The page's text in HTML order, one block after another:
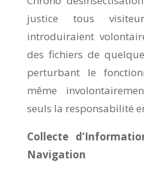
justice tous
introduiraient
des fichiers de
perturbant le
même
seuls la responsabilité
Collecte
Navigation